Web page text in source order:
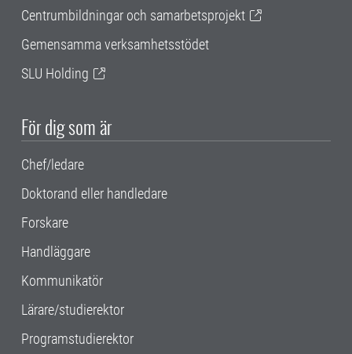
Centrumbildningar och samarbetsprojekt
Gemensamma verksamhetsstödet
SLU Holding
För dig som är
Chef/ledare
Doktorand eller handledare
Forskare
Handläggare
Kommunikatör
Lärare/studierektor
Programstudierektor